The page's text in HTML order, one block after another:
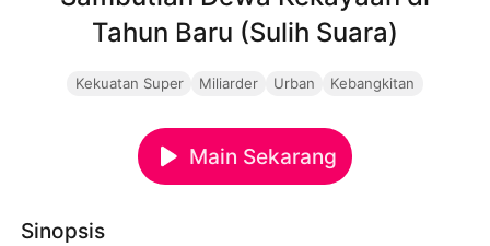
Tahun Baru (Sulih Suara)
Kekuatan Super Miliarder Urban Kebangkitan
Main Sekarang
Sinopsis